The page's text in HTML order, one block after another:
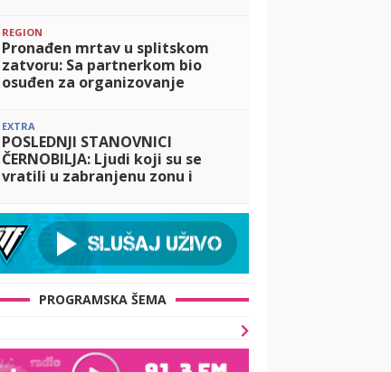
REGION
Pronađen mrtav u splitskom
zatvoru: Sa partnerkom bio
osuđen za organizovanje
EXTRA
POSLEDNJI STANOVNICI
ČERNOBILJA: Ljudi koji su se
vratili u zabranjenu zonu i
domove
PROGRAMSKA ŠEMA